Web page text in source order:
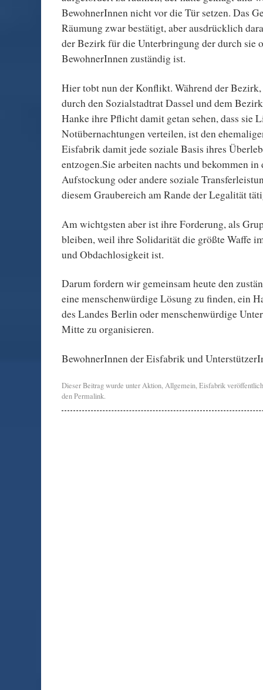
BewohnerInnen nicht vor die Tür setzen. Das
Räumung zwar bestätigt, aber ausdrücklich
der Bezirk für die Unterbringung der durch sie
BewohnerInnen zuständig ist.
Hier tobt nun der Konflikt. Während der
durch den Sozialstadtrat Dassel und dem
Hanke ihre Pflicht damit getan sehen, dass sie
Notübernachtungen verteilen, ist den
Eisfabrik damit jede soziale Basis ihres
entzogen.Sie arbeiten nachts und bekommen in
Aufstockung oder andere soziale
diesem Graubereich am Rande der Legalität
Am wichtgsten aber ist ihre Forderung, als
bleiben, weil ihre Solidarität die größte Waffe
und Obdachlosigkeit ist.
Darum fordern wir gemeinsam heute den
eine menschenwürdige Lösung zu finden, ein
des Landes Berlin oder menschenwürdige
Mitte zu organisieren.
BewohnerInnen der Eisfabrik und
Dieser Beitrag wurde unterAktion,Allgemein,Eisfabrik
denPermalink.